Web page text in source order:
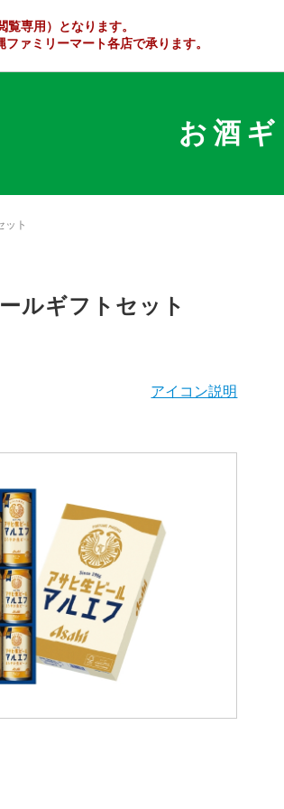
覧専用）となります。
ファミリーマート各店で承ります。
お酒ギ
ット
ルギフトセット
アイコン説明